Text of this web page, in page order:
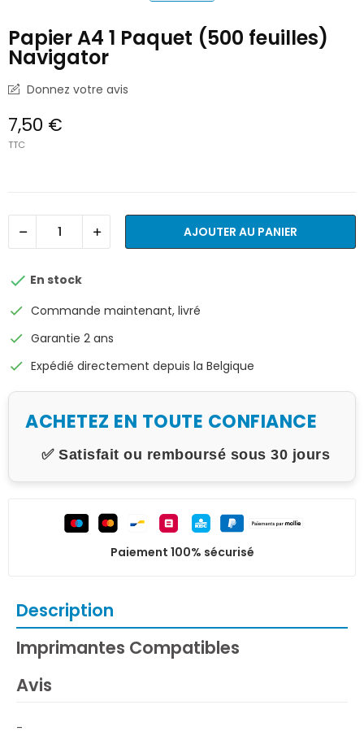
Papier A4 1 Paquet (500 feuilles)
Navigator
Donnez votre avis
7,50 €
TTC
AJOUTER AU PANIER
 En stock
check Commande maintenant, livré
check Garantie 2 ans
check Expédié directement depuis la Belgique
ACHETEZ EN TOUTE CONFIANCE
✅ Satisfait ou remboursé sous 30 jours
Paiement 100% sécurisé
Description
Imprimantes Compatibles
Avis
-